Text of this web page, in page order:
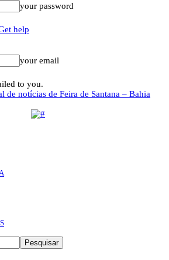
your password
help
your email
to you.
de notícias de Feira de Santana – Bahia